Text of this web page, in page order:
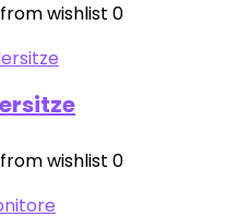
wishlist 0
wishlist 0